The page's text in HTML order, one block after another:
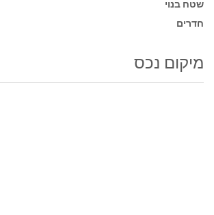
שטח בנוי
חדרים
מיקום נכס